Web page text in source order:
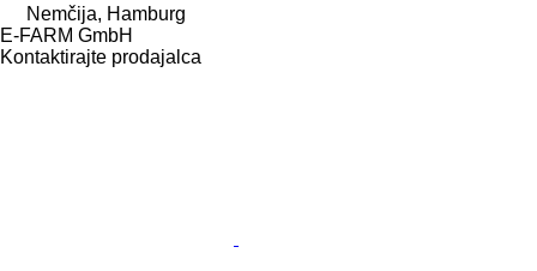
Nemčija, Hamburg
E-FARM GmbH
Kontaktirajte prodajalca